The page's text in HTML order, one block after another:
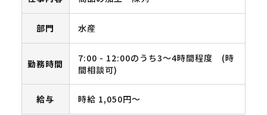
部門 水産
勤務時間
7:00 - 12:00のうち3～4時間程度 (時
間相談可)
給与 時給 1,050円〜